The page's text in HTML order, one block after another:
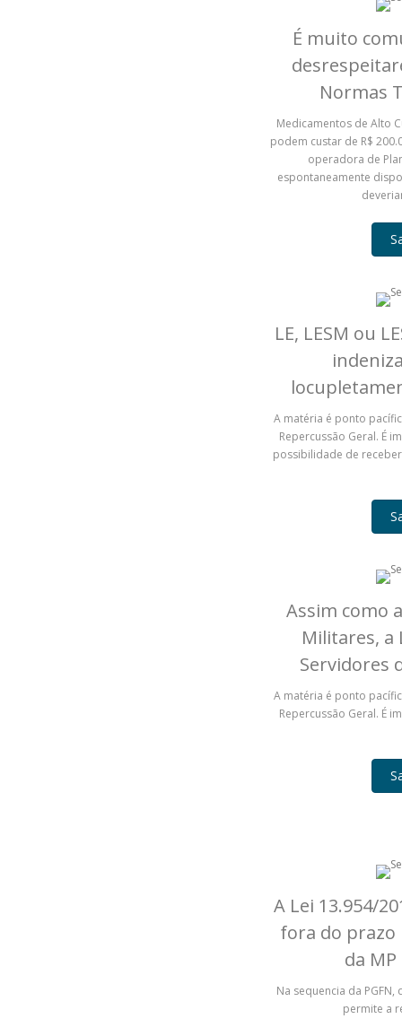
É muito
Normas
Medicamentos de Alto
podem custar de R$
operadora de
espontaneamente
LE, LESM ou
A matéria é ponto
Repercussão Geral. É
possibilidade de
Assim como
Militares, a
Servidores
A matéria é ponto
Repercussão Geral. É
A Lei 13.954/
fora do prazo
da
Na sequencia da PGFN,
permite a